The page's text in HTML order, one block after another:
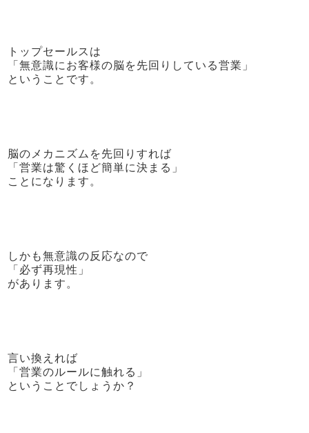
トップセールスは
「無意識にお客様の脳を先回りしている営業」
ということです。
脳のメカニズムを先回りすれば
「営業は驚くほど簡単に決まる」
ことになります。
しかも無意識の反応なので
「必ず再現性」
があります。
言い換えれば
「営業のルールに触れる」
ということでしょうか？